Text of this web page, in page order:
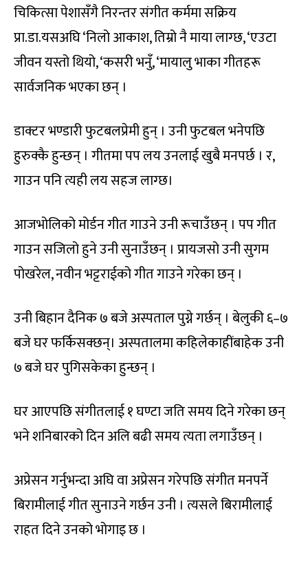
चिकित्सा पेशासँगै निरन्तर संगीत कर्ममा सक्रिय
प्रा.डा.यसअघि ‘निलो आकाश, तिम्रो नै माया लाग्छ, ‘एउटा
जीवन यस्तो थियो, ‘कसरी भनुँ, ‘मायालु भाका गीतहरू
सार्वजनिक भएका छन् ।
डाक्टर भण्डारी फुटबलप्रेमी हुन् । उनी फुटबल भनेपछि
हुरुक्कै हुन्छन् । गीतमा पप लय उनलाई खुबै मनपर्छ । र,
गाउन पनि त्यही लय सहज लाग्छ।
आजभोलिको मोर्डन गीत गाउने उनी रूचाउँछन् । पप गीत
गाउन सजिलो हुने उनी सुनाउँछन् । प्रायजसो उनी सुगम
पोखरेल, नवीन भट्टराईको गीत गाउने गरेका छन् ।
उनी बिहान दैनिक ७ बजे अस्पताल पुग्ने गर्छन् । बेलुकी ६–७
बजे घर फर्किसक्छन्। अस्पतालमा कहिलेकाहींबाहेक उनी
७ बजे घर पुगिसकेका हुन्छन् ।
घर आएपछि संगीतलाई १ घण्टा जति समय दिने गरेका छन्
भने शनिबारको दिन अलि बढी समय त्यता लगाउँछन् ।
अप्रेसन गर्नुभन्दा अघि वा अप्रेसन गरेपछि संगीत मनपर्ने
बिरामीलाई गीत सुनाउने गर्छन उनी । त्यसले बिरामीलाई
राहत दिने उनको भोगाइ छ ।